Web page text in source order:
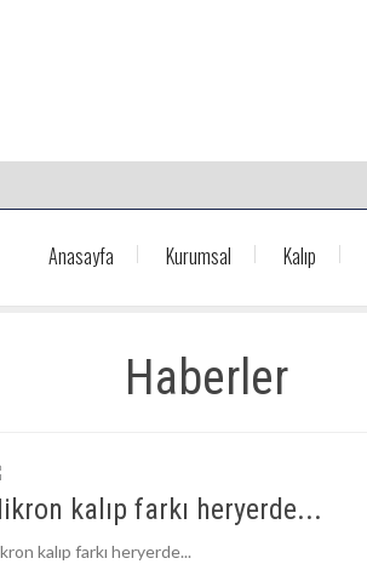
Anasayfa Kurumsal Kalıp
Haberler
kalıp farkı heryerde...
kalıp farkı heryerde...